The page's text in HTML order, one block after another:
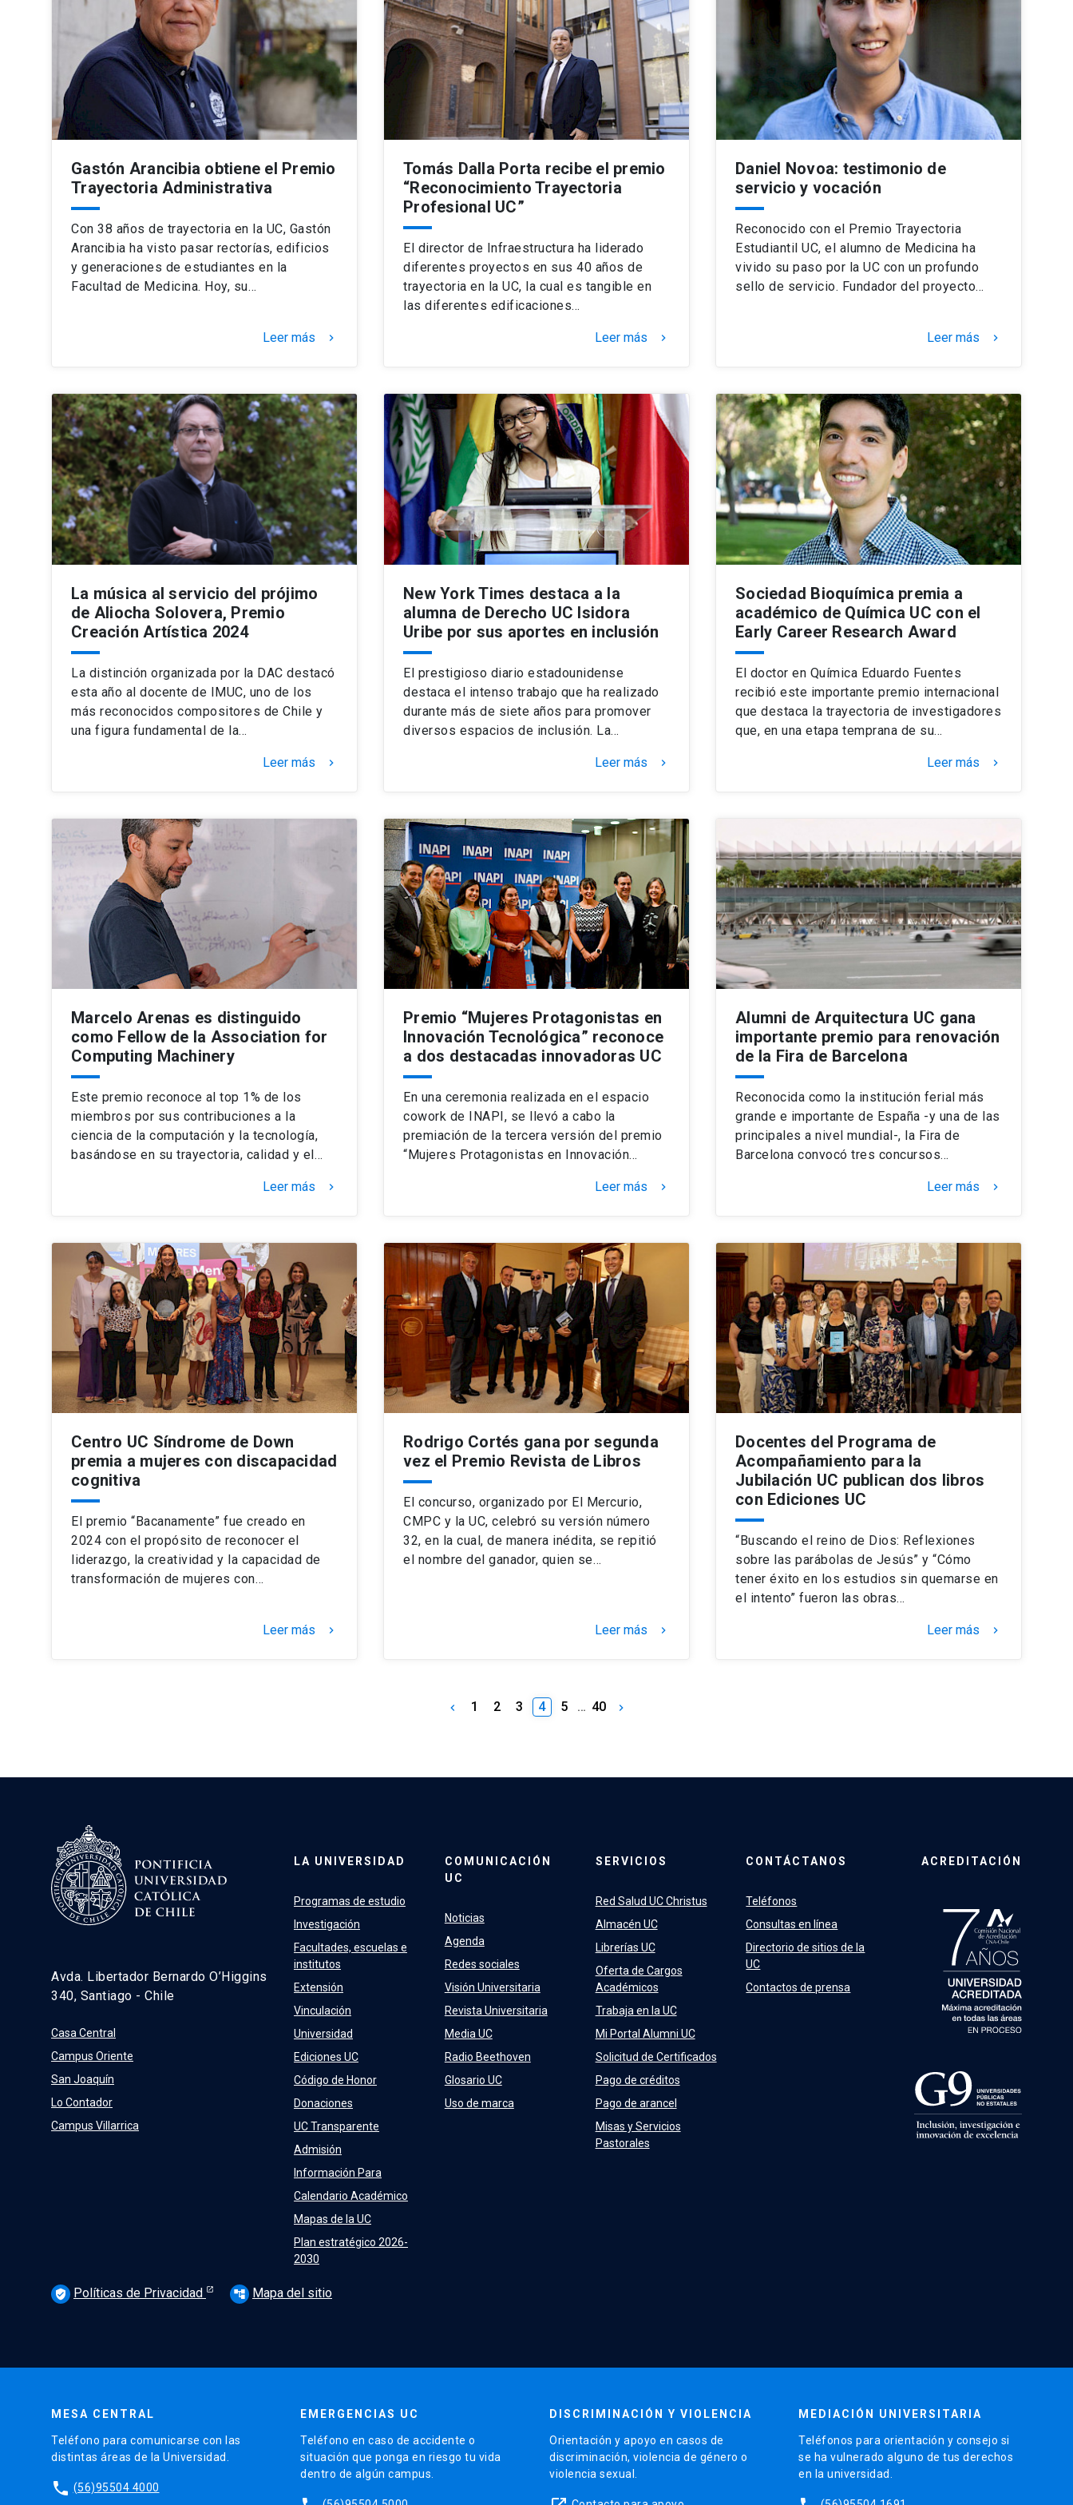
Gastón Arancibia obtiene el Premio
Trayectoria Administrativa
Con 38 años de trayectoria en la UC, Gastón
Arancibia ha visto pasar rectorías, edificios
y generaciones de estudiantes en la
Facultad de Medicina. Hoy, su…
Leer más keyboard_arrow_right
Tomás Dalla Porta recibe el premio
“Reconocimiento Trayectoria
Profesional UC”
El director de Infraestructura ha liderado
diferentes proyectos en sus 40 años de
trayectoria en la UC, la cual es tangible en
las diferentes edificaciones…
Leer más keyboard_arrow_right
Daniel Novoa: testimonio de
servicio y vocación
Reconocido con el Premio Trayectoria
Estudiantil UC, el alumno de Medicina ha
vivido su paso por la UC con un profundo
sello de servicio. Fundador del proyecto…
Leer más keyboard_arrow_right
La música al servicio del prójimo
de Aliocha Solovera, Premio
Creación Artística 2024
La distinción organizada por la DAC destacó
esta año al docente de IMUC, uno de los
más reconocidos compositores de Chile y
una figura fundamental de la…
Leer más keyboard_arrow_right
New York Times destaca a la
alumna de Derecho UC Isidora
Uribe por sus aportes en inclusión
El prestigioso diario estadounidense
destaca el intenso trabajo que ha realizado
durante más de siete años para promover
diversos espacios de inclusión. La…
Leer más keyboard_arrow_right
Sociedad Bioquímica premia a
académico de Química UC con el
Early Career Research Award
El doctor en Química Eduardo Fuentes
recibió este importante premio internacional
que destaca la trayectoria de investigadores
que, en una etapa temprana de su…
Leer más keyboard_arrow_right
Marcelo Arenas es distinguido
como Fellow de la Association for
Computing Machinery
Este premio reconoce al top 1% de los
miembros por sus contribuciones a la
ciencia de la computación y la tecnología,
basándose en su trayectoria, calidad y el…
Leer más keyboard_arrow_right
Premio “Mujeres Protagonistas en
Innovación Tecnológica” reconoce
a dos destacadas innovadoras UC
En una ceremonia realizada en el espacio
cowork de INAPI, se llevó a cabo la
premiación de la tercera versión del premio
“Mujeres Protagonistas en Innovación…
Leer más keyboard_arrow_right
Alumni de Arquitectura UC gana
importante premio para renovación
de la Fira de Barcelona
Reconocida como la institución ferial más
grande e importante de España -y una de las
principales a nivel mundial-, la Fira de
Barcelona convocó tres concursos…
Leer más keyboard_arrow_right
Centro UC Síndrome de Down
premia a mujeres con discapacidad
cognitiva
El premio “Bacanamente” fue creado en
2024 con el propósito de reconocer el
liderazgo, la creatividad y la capacidad de
transformación de mujeres con…
Leer más keyboard_arrow_right
Rodrigo Cortés gana por segunda
vez el Premio Revista de Libros
El concurso, organizado por El Mercurio,
CMPC y la UC, celebró su versión número
32, en la cual, de manera inédita, se repitió
el nombre del ganador, quien se…
Leer más keyboard_arrow_right
Docentes del Programa de
Acompañamiento para la
Jubilación UC publican dos libros
con Ediciones UC
“Buscando el reino de Dios: Reflexiones
sobre las parábolas de Jesús” y “Cómo
tener éxito en los estudios sin quemarse en
el intento” fueron las obras…
Leer más keyboard_arrow_right
keyboard_arrow_left 1 2 3 4 5 … 40 keyboard_arrow_right
Avda. Libertador Bernardo O’Higgins
340, Santiago - Chile
Casa Central
Campus Oriente
San Joaquín
Lo Contador
Campus Villarrica
LA UNIVERSIDAD
Programas de estudio
Investigación
Facultades, escuelas e
institutos
Extensión
Vinculación
Universidad
Ediciones UC
Código de Honor
Donaciones
UC Transparente
Admisión
Información Para
Calendario Académico
Mapas de la UC
Plan estratégico 2026-
2030
COMUNICACIÓN
UC
Noticias
Agenda
Redes sociales
Visión Universitaria
Revista Universitaria
Media UC
Radio Beethoven
Glosario UC
Uso de marca
SERVICIOS
Red Salud UC Christus
Almacén UC
Librerías UC
Oferta de Cargos
Académicos
Trabaja en la UC
Mi Portal Alumni UC
Solicitud de Certificados
Pago de créditos
Pago de arancel
Misas y Servicios
Pastorales
CONTÁCTANOS
Teléfonos
Consultas en línea
Directorio de sitios de la
UC
Contactos de prensa
ACREDITACIÓN
verified_user Políticas de Privacidad account_tree Mapa del sitio
MESA CENTRAL
Teléfono para comunicarse con las
distintas áreas de la Universidad.
phone (56)95504 4000
EMERGENCIAS UC
Teléfono en caso de accidente o
situación que ponga en riesgo tu vida
dentro de algún campus.
DISCRIMINACIÓN Y VIOLENCIA
Orientación y apoyo en casos de
discriminación, violencia de género o
violencia sexual.
MEDIACIÓN UNIVERSITARIA
Teléfonos para orientación y consejo si
se ha vulnerado alguno de tus derechos
en la universidad.